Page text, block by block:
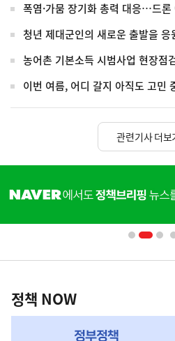
폭염·가뭄 장기화 총력 대응…드론
청년 제대군인의 새로운 출발을 응
농어촌 기본소득 시범사업 현장점
이번 여름, 어디 갈지 아직도 고민
관련기사 더보
단
배
영
책
NOW,
정책 NOW